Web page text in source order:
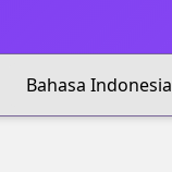
Bahasa Indonesia